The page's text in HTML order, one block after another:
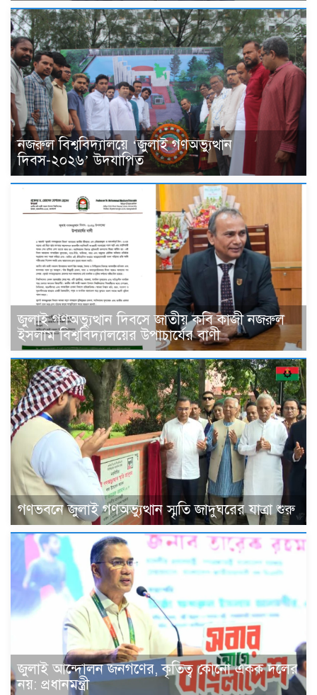
নজরুল বিশ্ববিদ্যালয়ে ‘জুলাই গণঅভ্যুত্থান
দিবস-২০২৬’ উদযাপিত
জুলাই গণঅভ্যুত্থান দিবসে জাতীয় কবি কাজী নজরুল
ইসলাম বিশ্ববিদ্যালয়ের উপাচার্যের বাণী
গণভবনে জুলাই গণঅভ্যুত্থান স্মৃতি জাদুঘরের যাত্রা শুরু
জুলাই আন্দোলন জনগণের, কৃতিত্ব কোনো একক দলের
নয়: প্রধানমন্ত্রী